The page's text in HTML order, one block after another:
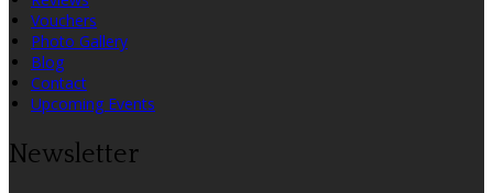
Vouchers
Photo Gallery
Blog
Contact
Upcoming Events
Newsletter